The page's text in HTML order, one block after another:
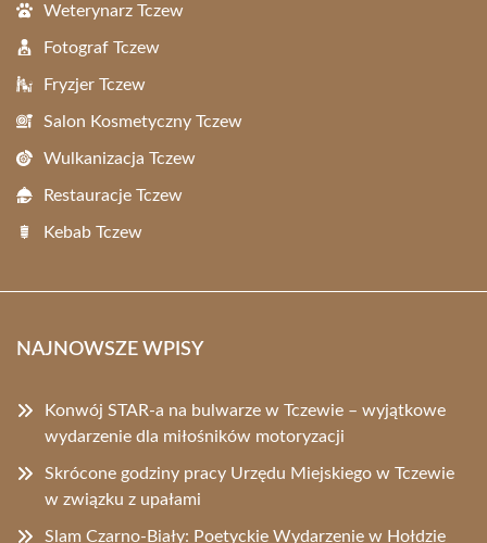
Weterynarz Tczew
Fotograf Tczew
Fryzjer Tczew
Salon Kosmetyczny Tczew
Wulkanizacja Tczew
Restauracje Tczew
Kebab Tczew
NAJNOWSZE WPISY
Konwój STAR-a na bulwarze w Tczewie – wyjątkowe
wydarzenie dla miłośników motoryzacji
Skrócone godziny pracy Urzędu Miejskiego w Tczewie
w związku z upałami
Slam Czarno-Biały: Poetyckie Wydarzenie w Hołdzie